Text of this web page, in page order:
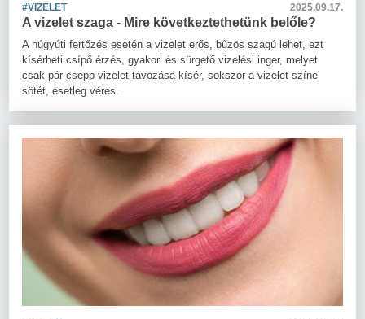
#VIZELET 2025.09.17.
A vizelet szaga - Mire következtethetünk belőle?
A húgyúti fertőzés esetén a vizelet erős, bűzös szagú lehet, ezt
kísérheti csípő érzés, gyakori és sürgető vizelési inger, melyet
csak pár csepp vizelet távozása kísér, sokszor a vizelet színe
sötét, esetleg véres.